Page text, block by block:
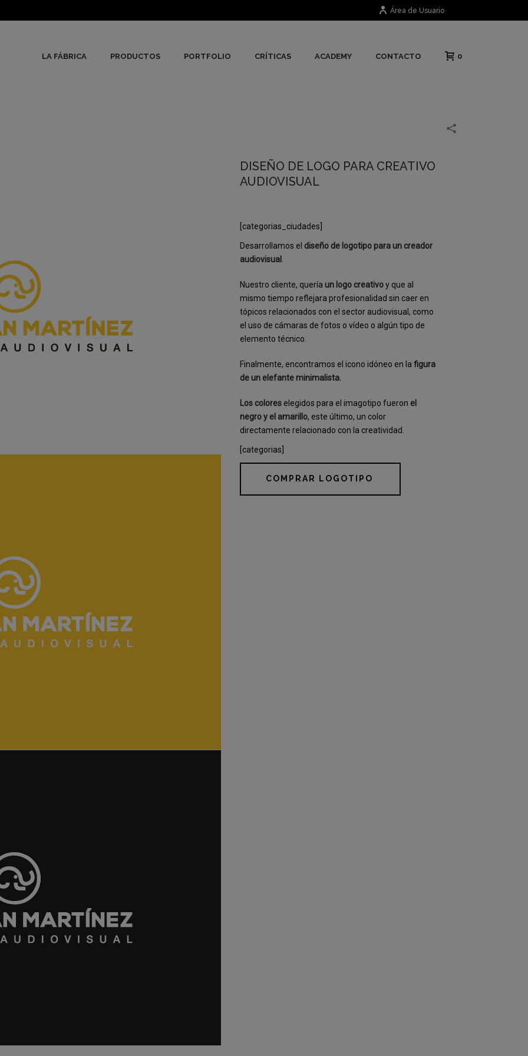
Área de Usuario
LA FÁBRICA PRODUCTOS PORTFOLIO CRÍTICAS ACADEMY CONTACTO 0
DISEÑO DE LOGO PARA CREATIVO
AUDIOVISUAL
[categorias_ciudades]
Desarrollamos el diseño de logotipo para un creador
audiovisual
Nuestro cliente, quería un logo creativoy que al
mismo tiempo reflejara profesionalidad sin caer en
tópicos relacionados con el sector audiovisual, como
el uso de cámaras de fotos o vídeo o algún tipo de
elemento técnico.
Finalmente, encontramos el icono idóneo en lafigura
de un elefante minimalista.
Los colores elegidos para el imagotipo fueron el
negro y el amarillo, este último, un color
directamente relacionado con la creatividad.
[categorias]
COMPRAR LOGOTIPO